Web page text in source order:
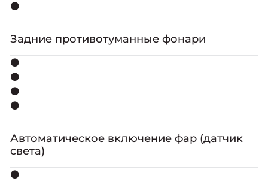
⚫
Задниe противотуманные фонари
⚫
⚫
⚫
⚫
Автоматическое включение фар (датчик
света)
⚫